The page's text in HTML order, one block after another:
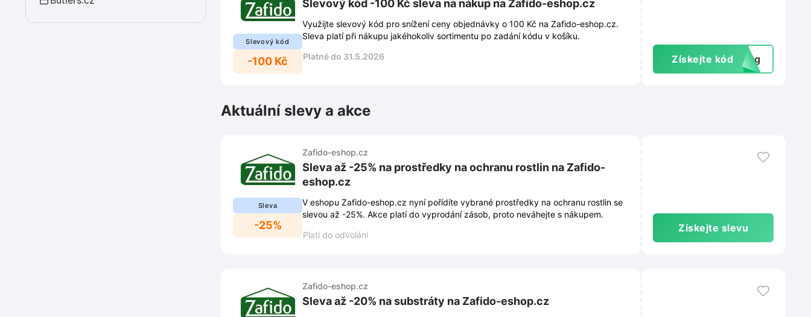
Slevový kód
-100 Kč
Slevový kód -100 Kč sleva na nákup na Zafido-eshop.cz
Využijte slevový kód pro snížení ceny objednávky o 100 Kč na Zafido-eshop.cz.
Sleva platí při nákupu jakéhokoliv sortimentu po zadání kódu v košíku.
Platné do 31.5.2026
Získejte kód vU2g
Aktuální slevy a akce
Sleva
-25%
Zafido-eshop.cz
Sleva až -25% na prostředky na ochranu rostlin na Zafido-
eshop.cz
V eshopu Zafido-eshop.cz nyní pořídíte vybrané prostředky na ochranu rostlin se
slevou až -25%. Akce platí do vyprodání zásob, proto neváhejte s nákupem.
Platí do odvolání
Získejte slevu
Zafido-eshop.cz
Sleva až -20% na substráty na Zafido-eshop.cz